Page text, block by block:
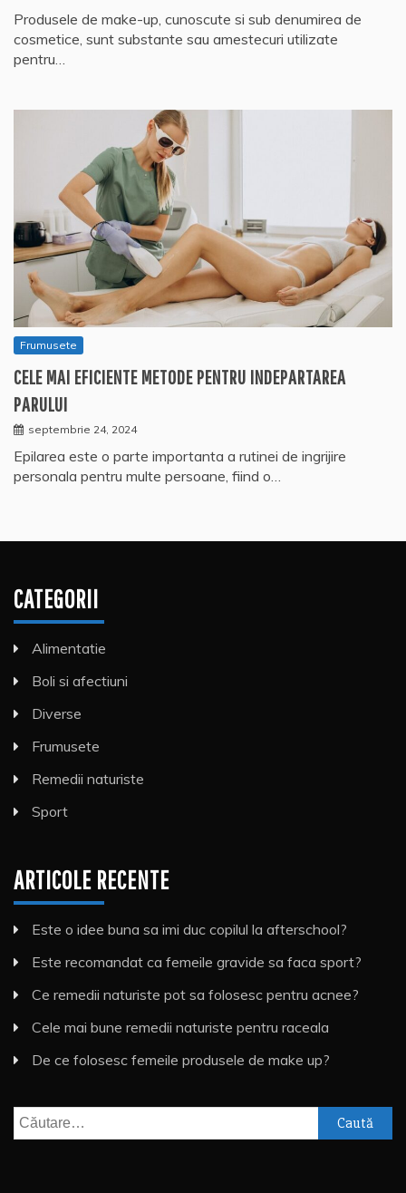
Produsele de make-up, cunoscute si sub denumirea de
cosmetice, sunt substante sau amestecuri utilizate
pentru…
Frumusete
CELE MAI EFICIENTE METODE PENTRU INDEPARTAREA
PARULUI
septembrie 24, 2024
Epilarea este o parte importanta a rutinei de ingrijire
personala pentru multe persoane, fiind o…
CATEGORII
Alimentatie
Boli si afectiuni
Diverse
Frumusete
Remedii naturiste
Sport
ARTICOLE RECENTE
Este o idee buna sa imi duc copilul la afterschool?
Este recomandat ca femeile gravide sa faca sport?
Ce remedii naturiste pot sa folosesc pentru acnee?
Cele mai bune remedii naturiste pentru raceala
De ce folosesc femeile produsele de make up?
Caută
după: